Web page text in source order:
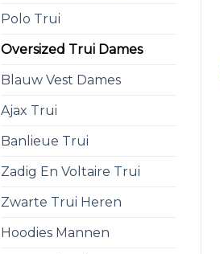
Polo Trui
Oversized Trui Dames
Blauw Vest Dames
Ajax Trui
Banlieue Trui
Zadig En Voltaire Trui
Zwarte Trui Heren
Hoodies Mannen